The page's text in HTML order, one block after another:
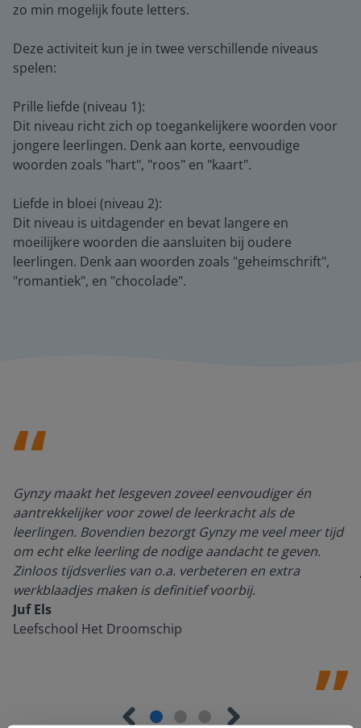
zo min mogelijk foute letters.
Deze activiteit kun je in twee verschillende niveaus
spelen:
Prille liefde (niveau 1):
Dit niveau richt zich op toegankelijkere woorden voor
jongere leerlingen. Denk aan korte, eenvoudige
woorden zoals "hart", "roos" en "kaart".
Liefde in bloei (niveau 2):
Dit niveau is uitdagender en bevat langere en
moeilijkere woorden die aansluiten bij oudere
leerlingen. Denk aan woorden zoals "geheimschrift",
"romantiek", en "chocolade".
Gynzy maakt het lesgeven zoveel eenvoudiger én
aantrekkelijker voor zowel de leerkracht als de
leerlingen. Bovendien bezorgt Gynzy me veel meer tijd
om echt elke leerling de nodige aandacht te geven.
Zinloos tijdsverlies van o.a. verbeteren en extra
werkblaadjes maken is definitief voorbij.
Juf Els
Leefschool Het Droomschip